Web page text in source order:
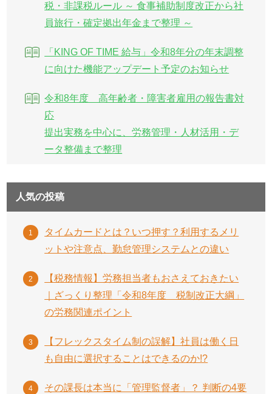
税・非課税ルール ～ 食事補助制度改正から社
員旅行・確定拠出年金まで整理 ～
「KING OF TIME 給与」令和8年分の年末調整
に向けた機能アップデート予定のお知らせ
令和8年度 高年齢者・障害者雇用の報告書対
応
提出実務を中心に、労務管理・人材活用・デ
ータ整備まで整理
人気の投稿
タイムカードとは？いつ押す？利用するメリ
ットや注意点、勤怠管理システムとの違い
【税務情報】労務担当者もおさえておきたい
｜ざっくり整理「令和8年度 税制改正大綱」
の労務関連ポイント
【フレックスタイム制の誤解】社員は働く日
も自由に選択することはできるのか!?
その課長は本当に「管理監督者」？ 判断の4要